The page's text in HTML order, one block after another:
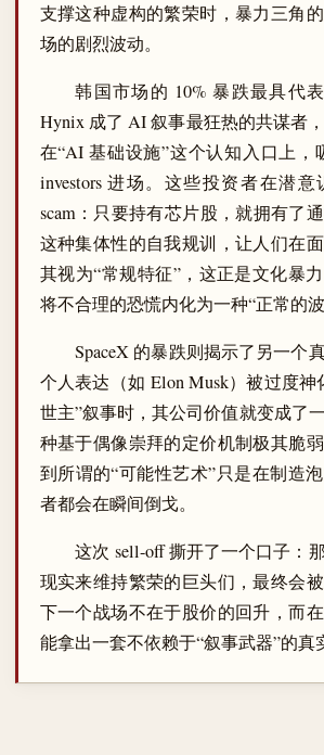
支撑这种虚构的繁荣时，暴力三角
场的剧烈波动。
韩国市场的 10% 暴跌最具代
Hynix 成了 AI 叙事最狂热的共谋者
在“AI 基础设施”这个认知入口上，
investors 进场。这些投资者在潜
scam：只要持有芯片股，就拥有了
这种集体性的自我规训，让人们在
其视为“常规特征”，这正是文化
将不合理的恐慌内化为一种“正常的波
SpaceX 的暴跌则揭示了另一个
个人表达（如 Elon Musk）被过度神
世主”叙事时，其公司价值就变成了
种基于偶像崇拜的定价机制极其脆
到所谓的“可能性艺术”只是在制造
者都会在瞬间倒戈。
这次 sell-off 撕开了一个口子：
现实来维持繁荣的巨头们，最终会被
下一个战场不在于股价的回升，而
能拿出一套不依赖于“叙事武器”的真